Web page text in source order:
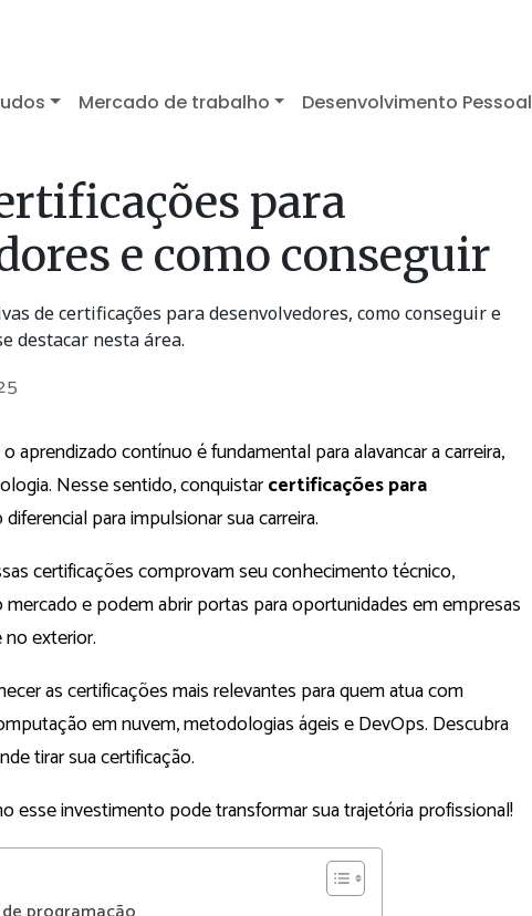
Mercado de trabalho Desenvolvimento Pessoal
para
e como conseguir
de certificações para desenvolvedores, como conseguir e
destacar nesta área.
aprendizado contínuo é fundamental para alavancar a carreira,
Nesse sentido, conquistarcertificações para
para impulsionar sua carreira.
certificações comprovam seu conhecimento técnico,
e podem abrir portas para oportunidades em empresas
exterior.
as certificações mais relevantes para quem atua com
em nuvem, metodologias ágeis e DevOps. Descubra
tirar sua certificação.
esse investimento pode transformar sua trajetória profissional!